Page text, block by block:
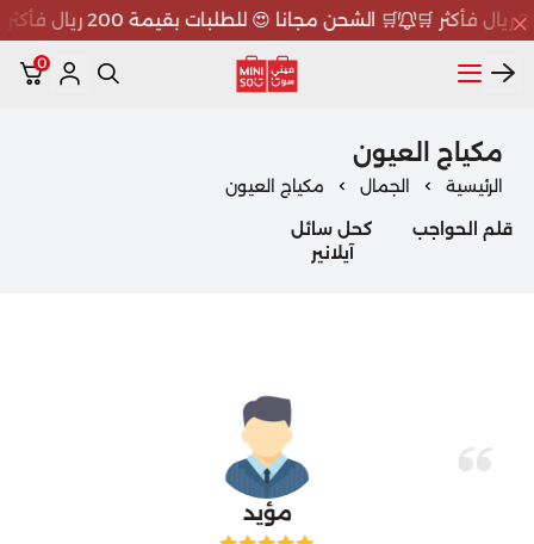
🛒 الشحن مجانا 😍 للطلبات بقيمة 200 ريال فأكثر 🛒
ميني سو MINISO
0
مكياج العيون
الرئيسية الجمال
مكياج العيون
قلم الحواجب
كحل سائل
آيلانير
مؤيد